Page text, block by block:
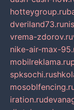
hotteygroup.ru
dveriland73.ru
vrema-zdorov.ru
nike-air-max-
mobilreklama.ru
spksochi.ru
iration.ru